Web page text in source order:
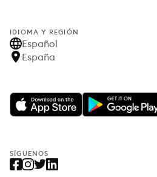
IDIOMA Y REGIÓN
Español
España
SÍGUENOS